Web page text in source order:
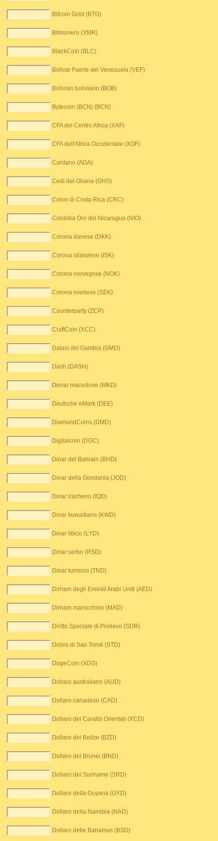
Bitcoin Gold (BTG)
Bitmonero (XMR)
BlackCoin (BLC)
Bolivar Fuerte del Venezuela (VEF)
Bolivian boliviano (BOB)
Bytecoin (BCN) (BCN)
CFA del Centro Africa (XAF)
CFA dell'Africa Occidentale (XOF)
Cardano (ADA)
Cedi del Ghana (GHS)
Colon di Costa Rica (CRC)
Cordoba Oro del Nicaragua (NIO)
Corona danese (DKK)
Corona islandese (ISK)
Corona norvegese (NOK)
Corona svedese (SEK)
Counterparty (ZCP)
CraftCoin (XCC)
Dalasi del Gambia (GMD)
Dash (DASH)
Denar macedone (MKD)
Deutsche eMark (DEE)
DiamondCoins (DMD)
Digitalcoin (DGC)
Dinar del Bahrain (BHD)
Dinar della Giordania (JOD)
Dinar iracheno (IQD)
Dinar kuwaitiano (KWD)
Dinar libico (LYD)
Dinar serbo (RSD)
Dinar tunisino (TND)
Dirham degli Emirati Arabi Uniti (AED)
Dirham marocchino (MAD)
Diritto Speciale di Prelievo (SDR)
Dobra di Sao Tomé (STD)
DogeCoin (XDG)
Dollaro australiano (AUD)
Dollaro canadese (CAD)
Dollaro dei Caraibi Orientali (XCD)
Dollaro del Belize (BZD)
Dollaro del Brunei (BND)
Dollaro del Suriname (SRD)
Dollaro della Guyana (GYD)
Dollaro della Namibia (NAD)
Dollaro delle Bahamas (BSD)